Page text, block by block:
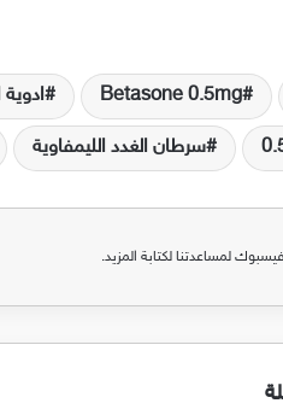
Betasone 0.5mg
سرطان الغدد الليمفاوية
لمساعدتنا لكتابة المزيد.